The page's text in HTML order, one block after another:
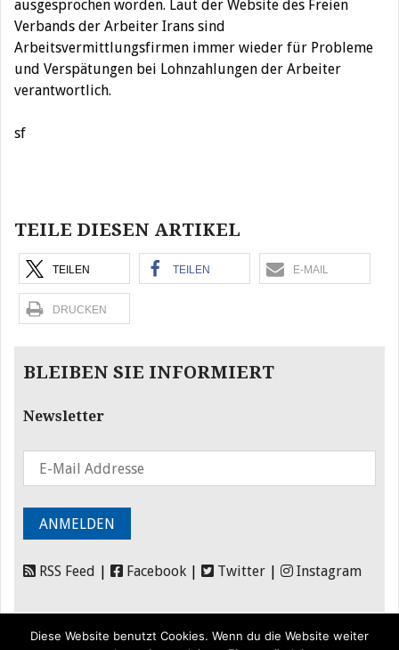
ausgesprochen worden. Laut der Website des Freien
Verbands der Arbeiter Irans sind
Arbeitsvermittlungsfirmen immer wieder für Probleme
und Verspätungen bei Lohnzahlungen der Arbeiter
verantwortlich.
sf
TEILE DIESEN ARTIKEL
TEILEN TEILEN E-MAIL
DRUCKEN
BLEIBEN SIE INFORMIERT
Newsletter
RSS Feed Facebook Twitter Instagram
Diese Website benutzt Cookies. Wenn du die Website weiter